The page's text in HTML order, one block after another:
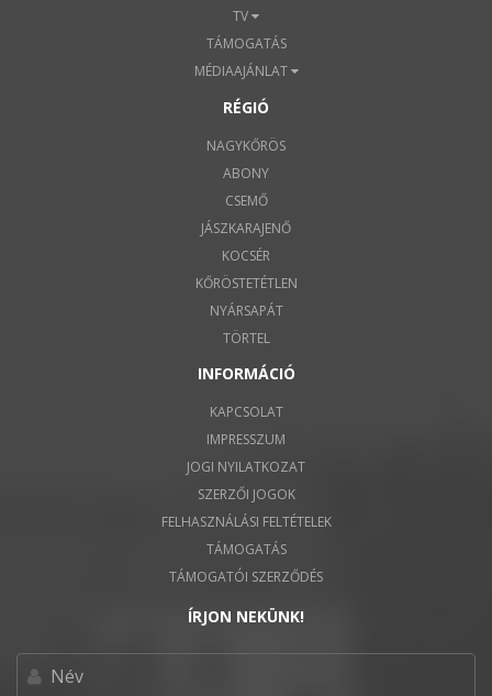
TV
TÁMOGATÁS
MÉDIAAJÁNLAT
RÉGIÓ
NAGYKŐRÖS
ABONY
CSEMŐ
JÁSZKARAJENŐ
KOCSÉR
KŐRÖSTETÉTLEN
NYÁRSAPÁT
TÖRTEL
INFORMÁCIÓ
KAPCSOLAT
IMPRESSZUM
JOGI NYILATKOZAT
SZERZŐI JOGOK
FELHASZNÁLÁSI FELTÉTELEK
TÁMOGATÁS
TÁMOGATÓI SZERZŐDÉS
ÍRJON NEKÜNK!